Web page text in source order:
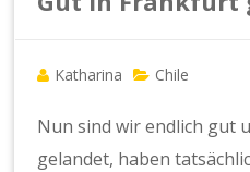
Katharina Chile
Nun sind wir endlich gut
gelandet, haben